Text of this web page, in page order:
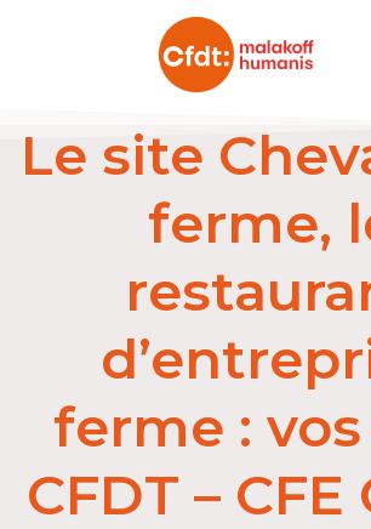
Le site
ferme,
ferme :
CFDT – CFE